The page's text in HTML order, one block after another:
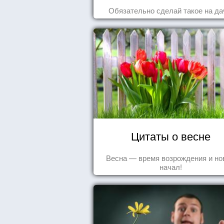
Обязательно сделай такое на
Цитаты о весне
Весна — время возрождения и
начал!